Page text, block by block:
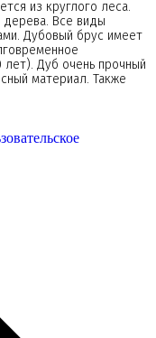
из круглого леса.
Все виды
Дубовый брус имеет
лет). Дуб очень прочный
материал. Также